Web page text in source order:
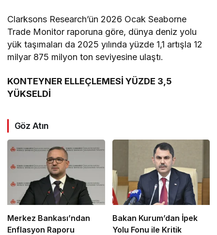
Clarksons Research’ün 2026 Ocak Seaborne
Trade Monitor raporuna göre, dünya deniz yolu
yük taşımaları da 2025 yılında yüzde 1,1 artışla 12
milyar 875 milyon ton seviyesine ulaştı.
KONTEYNER ELLEÇLEMESİ YÜZDE 3,5
YÜKSELDİ
Göz Atın
Merkez Bankası’ndan
Enflasyon Raporu
Bakan Kurum’dan İpek
Yolu Fonu ile Kritik